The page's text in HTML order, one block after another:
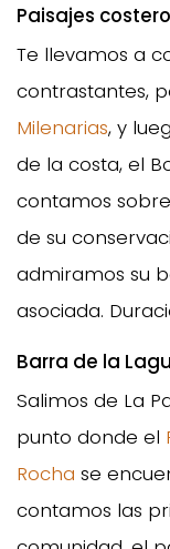
Paisajes
Te llevamos a
contrastantes,
Milenarias, y
de la costa, el
contamos
de su
admiramos su
asociada.
Barra de la
Salimos de La
punto donde el
Rocha se
contamos las